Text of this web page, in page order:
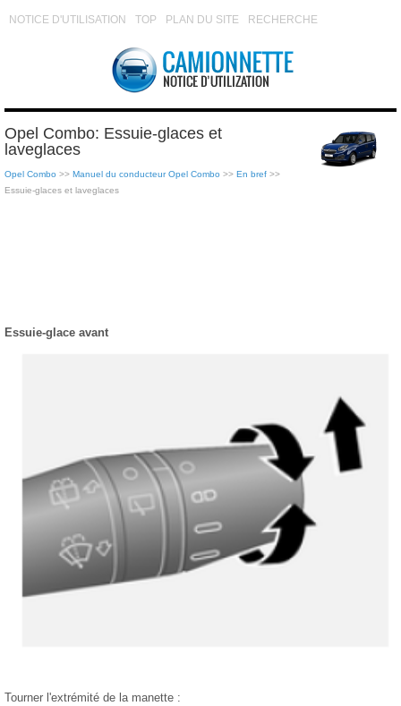
NOTICE D'UTILISATION TOP PLAN DU SITE RECHERCHE
Opel Combo: Essuie-glaces et
laveglaces
Opel Combo >> Manuel du conducteur Opel Combo >> En bref >>
Essuie-glaces et laveglaces
Essuie-glace avant
Tourner l'extrémité de la manette :